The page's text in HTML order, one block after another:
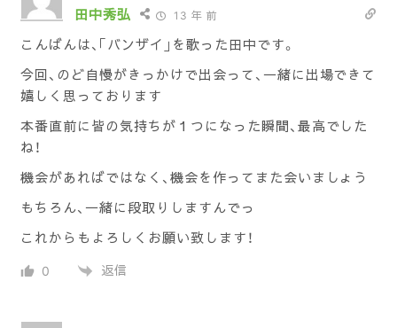
田中秀弘 13 年 前
こんばんは、｢バンザイ｣を歌った田中です。
今回、のど自慢がきっかけで出会って、一緒に出場できて
嬉しく思っております
本番直前に皆の気持ちが１つになった瞬間、最高でした
ね！
機会があればではなく、機会を作ってまた会いましょう
もちろん、一緒に段取りしますんでっ
これからもよろしくお願い致します！
0 返信